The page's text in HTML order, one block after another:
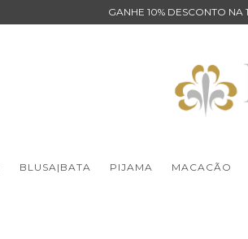
GANHE 10% DESCONTO NA
BLUSA|BATA PIJAMA MACACÃO